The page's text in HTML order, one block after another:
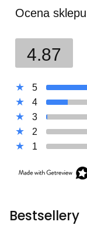
Ocena sklepu
4.87
5
4
3
2
1
Bestsellery